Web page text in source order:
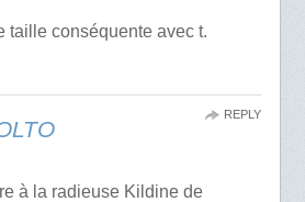
taille conséquente avec t.
à la radieuse Kildine de
REPLY